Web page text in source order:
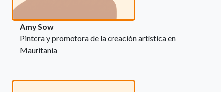
Amy Sow
Pintora y promotora de la creación artística en
Mauritania